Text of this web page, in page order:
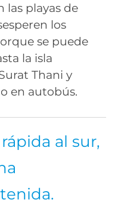
las playas de
los
se puede
la isla
Thani y
en autobús.
al sur,